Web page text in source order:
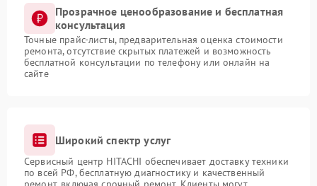
Прозрачное ценообразование и бесплатная
консультация
Точные прайс-листы, предварительная оценка стоимости
ремонта, отсутствие скрытых платежей и возможность
бесплатной консультации по телефону или онлайн на
сайте
Широкий спектр услуг
Сервисный центр HITACHI обеспечивает доставку техники
по всей РФ, бесплатную диагностику и качественный